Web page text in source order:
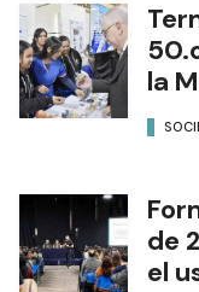
la
de
el